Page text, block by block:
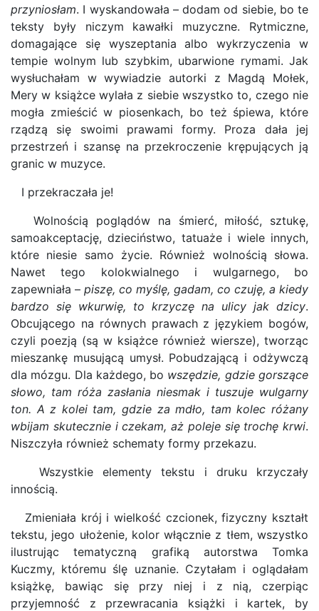
przyniosłam. I wyskandowała – dodam od siebie, bo te
teksty były niczym kawałki muzyczne. Rytmiczne,
domagające się wyszeptania albo wykrzyczenia w
tempie wolnym lub szybkim, ubarwione rymami. Jak
wysłuchałam w wywiadzie autorki z Magdą Mołek,
Mery w książce wylała z siebie wszystko to, czego nie
mogła zmieścić w piosenkach, bo też śpiewa, które
rządzą się swoimi prawami formy. Proza dała jej
przestrzeń i szansę na przekroczenie krępujących ją
granic w muzyce.
I przekraczała je!
Wolnością poglądów na śmierć, miłość, sztukę,
samoakceptację, dzieciństwo, tatuaże i wiele innych,
które niesie samo życie. Również wolnością słowa.
Nawet tego kolokwialnego i wulgarnego, bo
zapewniała – piszę, co myślę, gadam, co czuję, a kiedy
bardzo się wkurwię, to krzyczę na ulicy jak dzicy.
Obcującego na równych prawach z językiem bogów,
czyli poezją (są w książce również wiersze), tworząc
mieszankę musującą umysł. Pobudzającą i odżywczą
dla mózgu. Dla każdego, bo wszędzie, gdzie gorszące
słowo, tam róża zasłania niesmak i tuszuje wulgarny
ton. A z kolei tam, gdzie za mdło, tam kolec różany
wbijam skutecznie i czekam, aż poleje się trochę krwi.
Niszczyła również schematy formy przekazu.
Wszystkie elementy tekstu i druku krzyczały
innością.
Zmieniała krój i wielkość czcionek, fizyczny kształt
tekstu, jego ułożenie, kolor włącznie z tłem, wszystko
ilustrując tematyczną grafiką autorstwa Tomka
Kuczmy, któremu ślę uznanie. Czytałam i oglądałam
książkę, bawiąc się przy niej i z nią, czerpiąc
przyjemność z przewracania książki i kartek, by